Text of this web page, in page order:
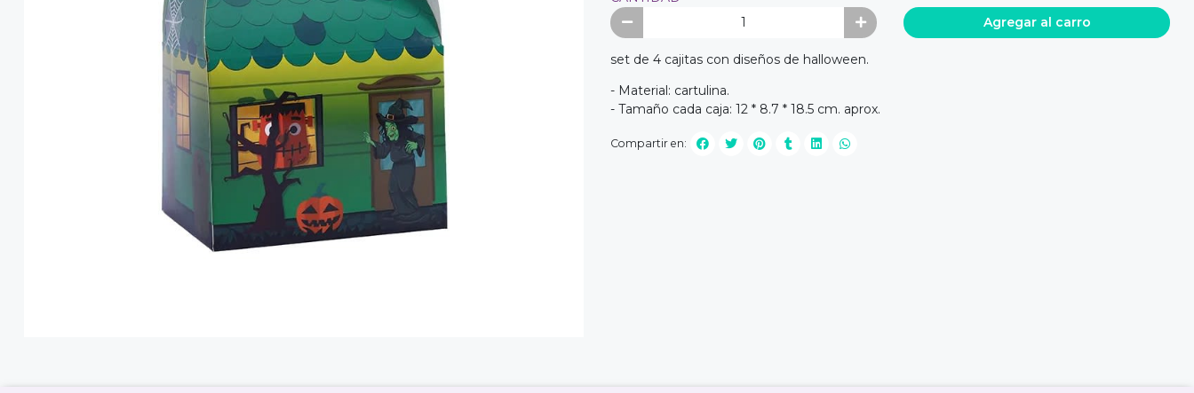
Agregar al carro
set de 4 cajitas con diseños de halloween.
- Material: cartulina.
- Tamaño cada caja: 12 * 8.7 * 18.5 cm. aprox.
Compartir en: